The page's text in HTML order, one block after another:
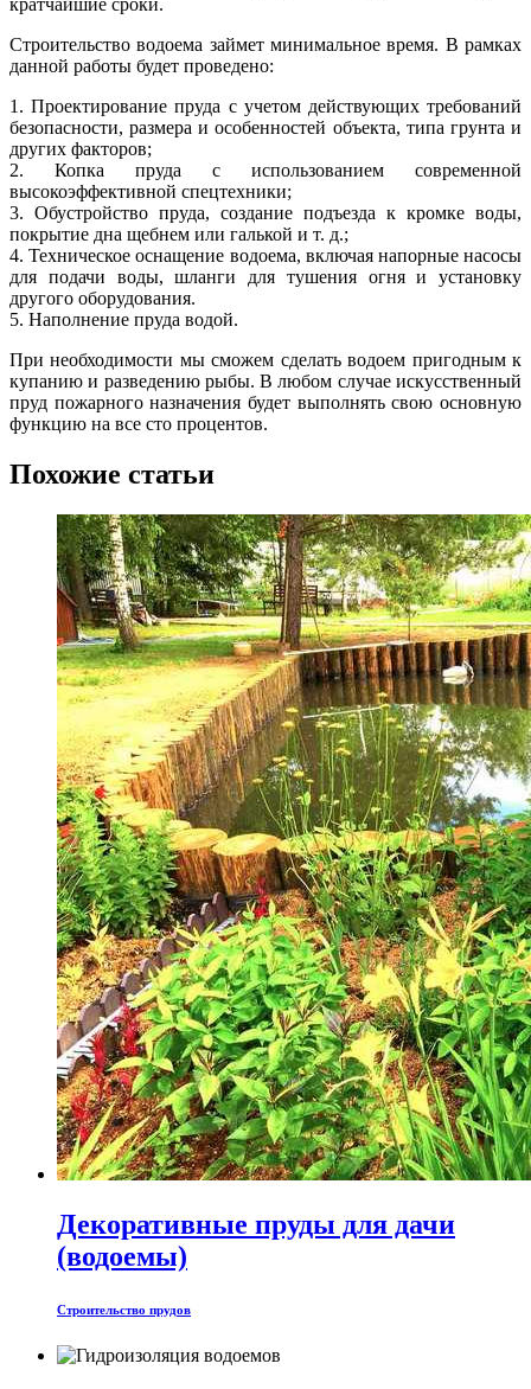
Строительство водоема займет минимальное время. В рамках
данной работы будет проведено:
1. Проектирование пруда с учетом действующих требований
безопасности, размера и особенностей объекта, типа грунта и
других факторов;
2. Копка пруда с использованием современной
высокоэффективной спецтехники;
3. Обустройство пруда, создание подъезда к кромке воды,
покрытие дна щебнем или галькой и т. д.;
4. Техническое оснащение водоема, включая напорные насосы
для подачи воды, шланги для тушения огня и установку
другого оборудования.
5. Наполнение пруда водой.
При необходимости мы сможем сделать водоем пригодным к
купанию и разведению рыбы. В любом случае искусственный
пруд пожарного назначения будет выполнять свою основную
функцию на все сто процентов.
Похожие статьи
Декоративные пруды для дачи
(водоемы)
Строительство прудов